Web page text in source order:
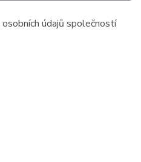
osobních údajů společností